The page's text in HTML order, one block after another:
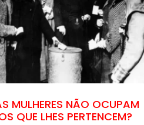
MULHERES NÃO OCUPAM
QUE LHES PERTENCEM?